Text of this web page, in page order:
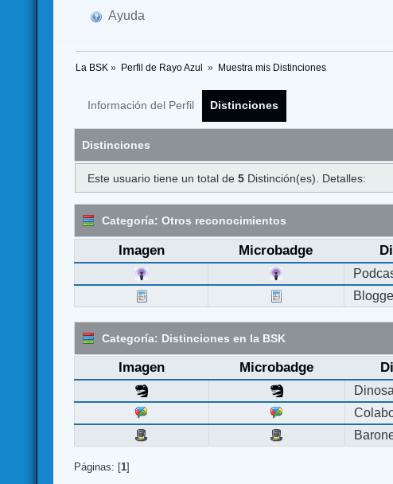
Ayuda
La BSK » Perfil de Rayo Azul » Muestra mis Distinciones
Información del Perfil Distinciones
Distinciones
Este usuario tiene un total de 5Distinción(es). Detalles:
Categoría: Otros reconocimientos
Imagen Microbadge
Categoría: Distinciones en la BSK
Imagen Microbadge
Páginas: [1]